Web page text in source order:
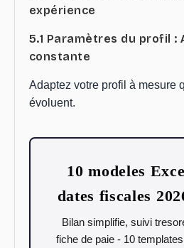
expérience
5.1 Paramètres du profil :
constante
Adaptez votre profil à mesure
évoluent.
10 modeles
dates fiscales
Bilan simplifie, suivi
fiche de paie - 10